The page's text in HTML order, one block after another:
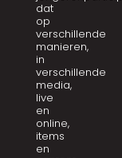
dat
op
verschillende
manieren,
in
verschillende
media,
live
en
online,
items
en